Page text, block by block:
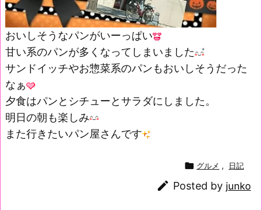
おいしそうなパンがいーっぱい
甘い系のパンが多くなってしまいました
サンドイッチやお惣菜系のパンもおいしそうだった
なぁ
夕食はパンとシチューとサラダにしました。
明日の朝も楽しみ
また行きたいパン屋さんです
 グルメ , 日記
 Posted by junko